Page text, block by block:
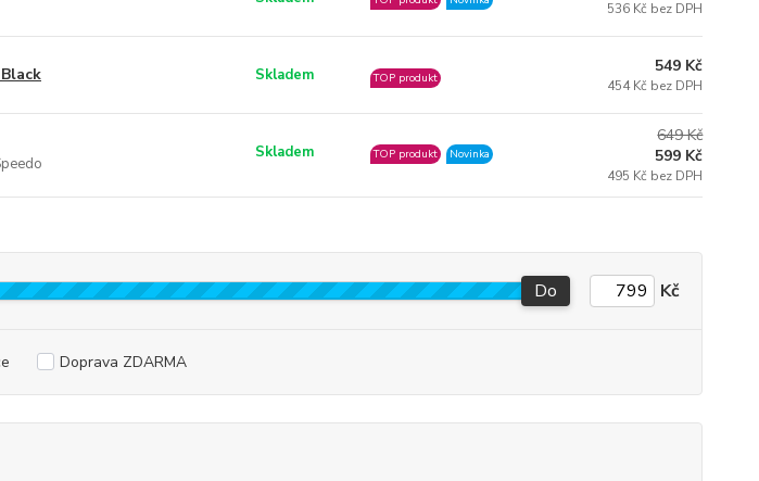
536 Kč bez DPH
Skladem TOP produkt
549 Kč
454 Kč bez DPH
Skladem TOP produkt Novinka
649 Kč
599 Kč
495 Kč bez DPH
Do Kč
Doprava ZDARMA